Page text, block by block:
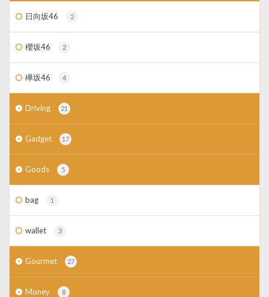
日向坂46 2
櫻坂46 2
欅坂46 4
Driving 21
Gadget 17
Goods 5
bag 1
wallet 3
Gourmet 27
Money 8